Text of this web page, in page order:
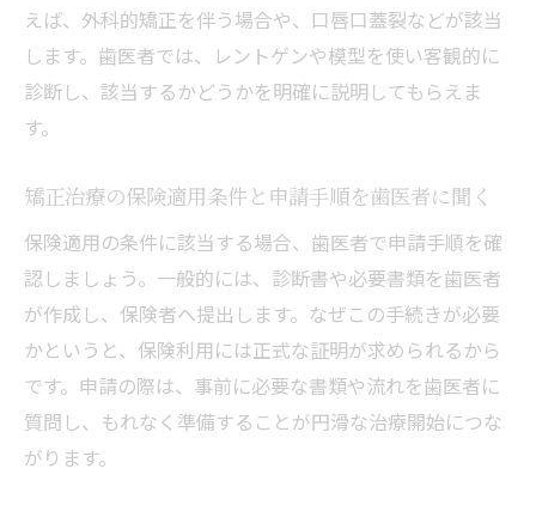
えば、外科的矯正を伴う場合や、口唇口蓋裂などが該当
します。歯医者では、レントゲンや模型を使い客観的に
診断し、該当するかどうかを明確に説明してもらえま
す。
矯正治療の保険適用条件と申請手順を歯医者に聞く
保険適用の条件に該当する場合、歯医者で申請手順を確
認しましょう。一般的には、診断書や必要書類を歯医者
が作成し、保険者へ提出します。なぜこの手続きが必要
かというと、保険利用には正式な証明が求められるから
です。申請の際は、事前に必要な書類や流れを歯医者に
質問し、もれなく準備することが円滑な治療開始につな
がります。